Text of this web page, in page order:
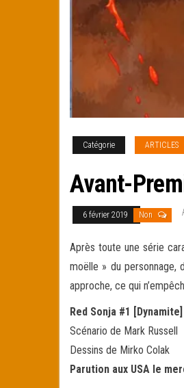
Catégorie ARTICLES
Avant-
6 février 2019 Non
Après toute une série
moëlle » du personnage,
approche, ce qui
Red Sonja #1 [Dynamite]
Scénario de Mark Russell
Dessins de Mirko Colak
Parution aux USA le